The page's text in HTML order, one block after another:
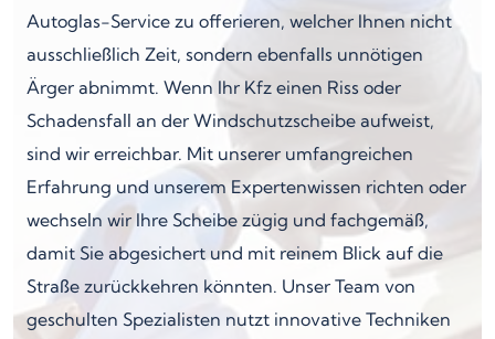
Autoglas-Service zu offerieren, welcher Ihnen nicht
ausschließlich Zeit, sondern ebenfalls unnötigen
Ärger abnimmt. Wenn Ihr Kfz einen Riss oder
Schadensfall an der Windschutzscheibe aufweist,
sind wir erreichbar. Mit unserer umfangreichen
Erfahrung und unserem Expertenwissen richten oder
wechseln wir Ihre Scheibe zügig und fachgemäß,
damit Sie abgesichert und mit reinem Blick auf die
Straße zurückkehren könnten. Unser Team von
geschulten Spezialisten nutzt innovative Techniken